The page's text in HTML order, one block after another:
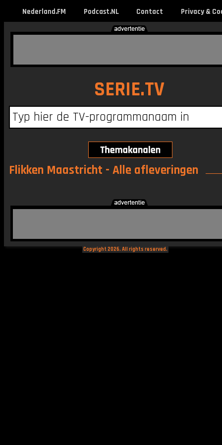
Nederland.FM Podcast.NL Contact Privacy &
SERIE.TV
Flikken Maastricht - Alle afleveringen
Copyright 2026. All rights reserved.